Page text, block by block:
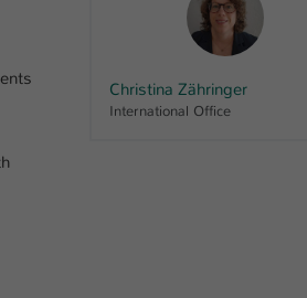
Christina Zähringer
International Office